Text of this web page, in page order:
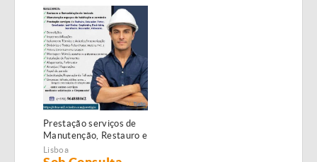
Prestação serviços de
Manutenção, Restauro e
Remodelação de
imóveis!
Lisboa